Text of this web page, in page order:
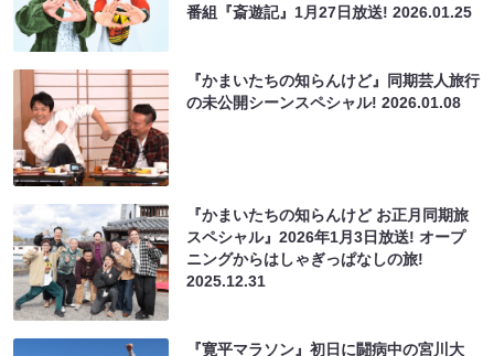
番組『斎遊記』1月27日放送!2026.01.25
『かまいたちの知らんけど』同期芸人旅行
の未公開シーンスペシャル!2026.01.08
『かまいたちの知らんけど お正月同期旅
スペシャル』2026年1月3日放送! オープ
ニングからはしゃぎっぱなしの旅!
2025.12.31
『寛平マラソン』初日に闘病中の宮川大